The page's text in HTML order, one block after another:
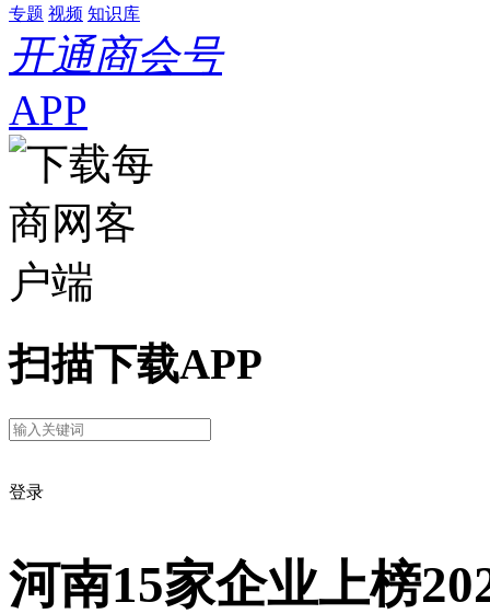
专题 视频 知识库
开通商会号
APP
扫描下载APP
登录
河南15家企业上榜